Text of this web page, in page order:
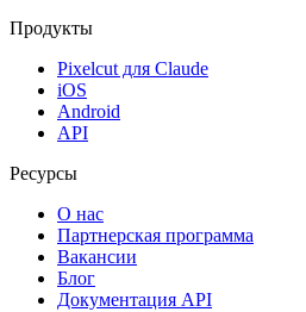
Продукты
Pixelcut для Claude
iOS
Android
API
Ресурсы
О нас
Партнерская программа
Вакансии
Блог
Документация API